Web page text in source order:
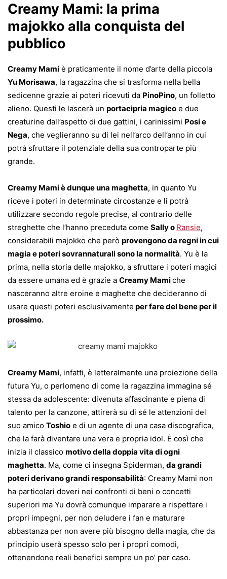
Creamy Mami: la prima
majokko alla conquista del
pubblico
Creamy Mami è praticamente il nome d’arte della piccola
Yu Morisawa, la ragazzina che si trasforma nella bella
sedicenne grazie ai poteri ricevuti da PinoPino, un folletto
alieno. Questi le lascerà un portacipria magico e due
creaturine dall’aspetto di due gattini, i carinissimi Posi e
Nega, che veglieranno su di lei nell’arco dell’anno in cui
potrà sfruttare il potenziale della sua controparte più
grande.
Creamy Mami è dunque una maghetta, in quanto Yu
riceve i poteri in determinate circostanze e li potrà
utilizzare secondo regole precise, al contrario delle
streghette che l’hanno preceduta come Sally o Ransie,
considerabili majokko che però provengono da regni in cui
magia e poteri sovrannaturali sono la normalità. Yu è la
prima, nella storia delle majokko, a sfruttare i poteri magici
da essere umana ed è grazie a Creamy Mamiche
nasceranno altre eroine e maghette che decideranno di
usare questi poteri esclusivamente per fare del bene per il
prossimo.
Creamy Mami, infatti, è letteralmente una proiezione della
futura Yu, o perlomeno di come la ragazzina immagina sé
stessa da adolescente: divenuta affascinante e piena di
talento per la canzone, attirerà su di sé le attenzioni del
suo amico Toshio e di un agente di una casa discografica,
che la farà diventare una vera e propria idol. È così che
inizia il classico motivo della doppia vita di ogni
maghetta. Ma, come ci insegna Spiderman, da grandi
poteri derivano grandi responsabilità: Creamy Mami non
ha particolari doveri nei confronti di beni o concetti
superiori ma Yu dovrà comunque imparare a rispettare i
propri impegni, per non deludere i fan e maturare
abbastanza per non avere più bisogno della magia, che da
principio userà spesso solo per i propri comodi,
ottenendone reali benefici sempre un po’ per caso.